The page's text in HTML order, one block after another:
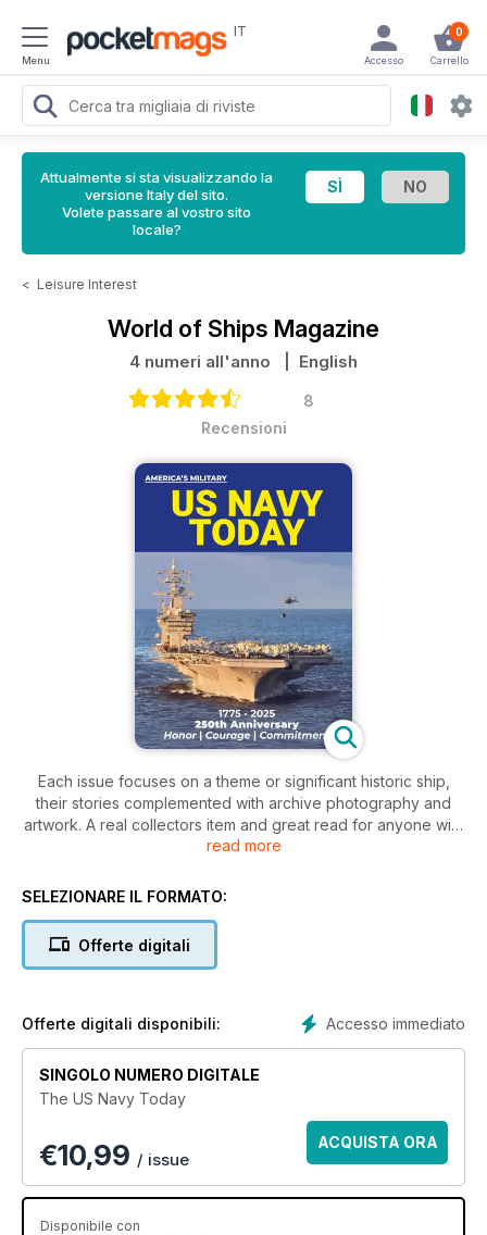
Menu
IT 0
Carrello
Accesso
Attualmente si sta visualizzando la
versione Italy del sito.
Volete passare al vostro sito
locale?
< Leisure Interest
World of Ships Magazine
4 numeri all'anno | English
8
Recensioni
Each issue focuses on a theme or significant historic ship,
their stories complemented with archive photography and
artwork. A real collectors item and great read for anyone with
an interest in the development of naval, passenger and
read more
SELEZIONARE IL FORMATO:
Offerte digitali
Accesso immediato
Offerte digitali disponibili:
SINGOLO NUMERO DIGITALE
The US Navy Today
€10,99 / issue
ACQUISTA ORA
Disponibile con